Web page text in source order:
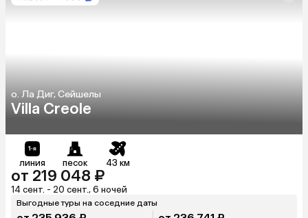
о. Ла Диг, Сейшелы
Villa Creole
линия песок 43 км
от 219 048 ₽
14 сент. - 20 сент., 6 ночей
Выгодные туры на соседние даты